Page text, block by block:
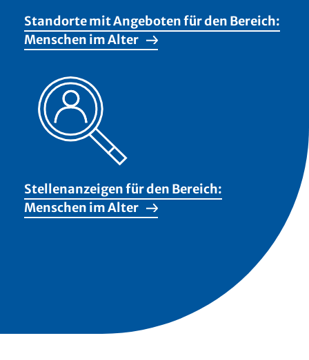
Standorte mit Angeboten für den Bereich:
Menschen im Alter
Stellenanzeigen für den Bereich:
Menschen im Alter